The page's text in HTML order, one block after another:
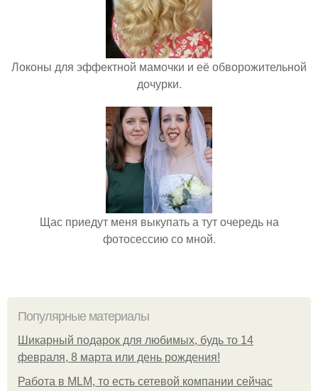
Локоны для эффектной мамочки и её обворожительной
дочурки.
Щас приедут меня выкупать а тут очередь на
фотосессию со мной.
Популярные материалы
Шикарный подарок для любимых, будь то 14
февраля, 8 марта или день рождения!
Работа в MLM, то есть сетевой компании сейчас